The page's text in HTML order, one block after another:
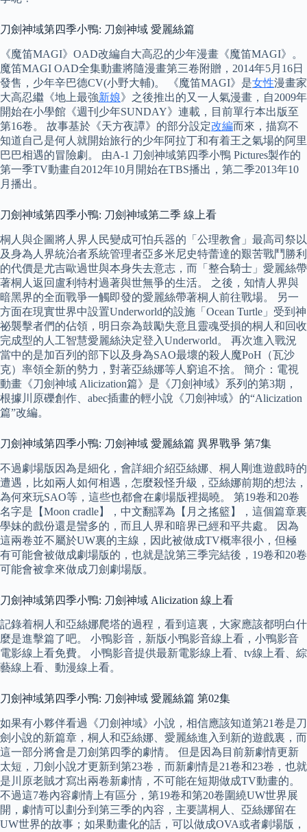
刀劍神域第四季小鴨: 刀劍神域 愛麗絲篇
《魔笛MAGI》OAD改編自大高忍的少年漫畫《魔笛MAGI》。
魔笛MAGI OAD全集動畫將隨漫畫第三卷附贈，2014年5月16日
發售，少年辛巴德CV(小野大輔)。 《魔笛MAGI》是女性漫畫家
大高忍繼《地上最強新娘》之後推出的又一人氣漫畫，自2009年
開始在小學館《週刊少年SUNDAY》連載，目前單行本出版至
第16卷。 故事基於《天方夜譚》的部分設定改編而來，描寫不
知道自己是何人就開始旅行的少年阿拉丁和有着王之氣場的阿里
巴巴相遇的冒險劇。 由A-1 刀劍神域第四季小鴨 Pictures製作的
第一季TV動畫自2012年10月開始在TBS播出，第二季2013年10
月播出。
刀劍神域第四季小鴨: 刀劍神域第二季 線上看
桐人與企圖將人界人民變成可怕兵器的「公理教會」最高司祭以
及身為人界統治者系統管理者亞多米尼史特蕾達的艱苦戰鬥勝利
的代價是尤吉歐過世與本身失去意志，而「整合騎士」愛麗絲帶
著桐人返回盧利特村過著與世無爭的生活。 之後，知情人界與
暗黑界的全面戰爭一觸即發的愛麗絲帶著桐人前往戰場。 另一
方面在現實世界中設置Underworld的設施「Ocean Turtle」受到神
祕襲擊者們的佔領，明日奈為鼓勵失意且靈魂受損的桐人和回收
完成型的人工智慧愛麗絲決定登入Underworld。 再次進入戰況
當中的是加百列的部下以及身為SAO最壞的殺人魔PoH（瓦沙
克）率領全新的勢力，對著亞絲娜等人窮追不捨。 簡介：電視
動畫《刀劍神域 Alicization篇》是《刀劍神域》系列的第3期，
根據川原礫創作、abec插畫的輕小說《刀劍神域》的“Alicization
篇”改編。
刀劍神域第四季小鴨: 刀劍神域 愛麗絲篇 異界戰爭 第7集
不過劇場版因為是細化，會詳細介紹亞絲娜、桐人剛進遊戲時的
遭遇，比如兩人如何相遇，怎麼殺怪升級，亞絲娜前期的想法，
為何來玩SAO等，這些也都會在劇場版裡揭曉。 第19卷和20卷
名字是【Moon cradle】，中文翻譯為【月之搖籃】，這個篇章裏
學妹的戲份還是蠻多的，而且人界和暗界已經和平共處。 因為
這兩卷並不屬於UW裏的主線，因此被做成TV概率很小，但極
有可能會被做成劇場版的，也就是說第三季完結後，19卷和20卷
可能會被拿來做成刀劍劇場版。
刀劍神域第四季小鴨: 刀劍神域 Alicization 線上看
記錄着桐人和亞絲娜爬塔的過程，看到這裏，大家應該都明白什
麼是進擊篇了吧。 小鴨影音，新版小鴨影音線上看，小鴨影音
電影線上看免費。 小鴨影音提供最新電影線上看、tv線上看、綜
藝線上看、動漫線上看。
刀劍神域第四季小鴨: 刀劍神域 愛麗絲篇 第02集
如果有小夥伴看過《刀劍神域》小說，相信應該知道第21卷是刀
劍小說的新篇章，桐人和亞絲娜、愛麗絲進入到新的遊戲裏，而
這一部分將會是刀劍第四季的劇情。 但是因為目前新劇情更新
太短，刀劍小說才更新到第23卷，而新劇情是21卷和23卷，也就
是川原老賊才寫出兩卷新劇情，不可能在短期做成TV動畫的。
不過這7卷內容劇情上有區分，第19卷和第20卷圍繞UW世界展
開，劇情可以劃分到第三季的內容，主要講桐人、亞絲娜留在
UW世界的故事；如果動畫化的話，可以做成OVA或者劇場版，